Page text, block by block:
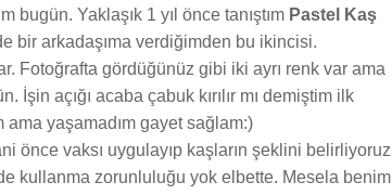
bugün. Yaklaşık 1 yıl önce tanıştım Pastel Kaş
bir arkadaşıma verdiğimden bu ikincisi.
Fotoğrafta gördüğünüz gibi iki ayrı renk var ama
açığı acaba çabuk kırılır mı demiştim ilk
ama yaşamadım gayet sağlam:)
önce vaksı uygulayıp kaşların şeklini belirliyoruz
kullanma zorunluluğu yok elbette. Mesela benim